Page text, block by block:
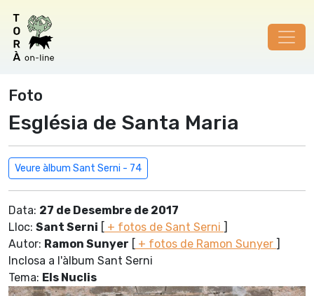
Foto
Església de Santa Maria
Veure àlbum Sant Serni - 74
Data: 27 de Desembre de 2017
Lloc: Sant Serni [ + fotos de Sant Serni ]
Autor: Ramon Sunyer [ + fotos de Ramon Sunyer ]
Inclosa a l'àlbum Sant Serni
Tema: Els Nuclis